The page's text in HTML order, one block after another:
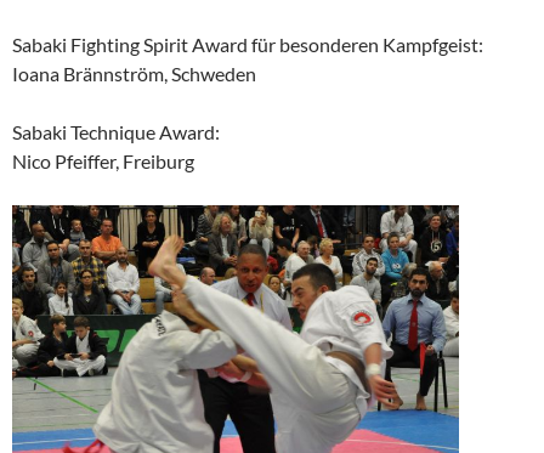
Sabaki Fighting Spirit Award für besonderen Kampfgeist:
Ioana Brännström, Schweden
Sabaki Technique Award:
Nico Pfeiffer, Freiburg